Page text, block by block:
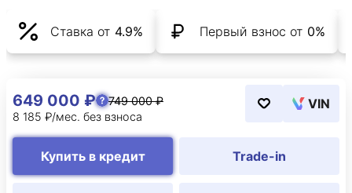
Ставка от 4.9% Первый взнос от 0%
649 000 ₽
749 000 ₽
8 185 ₽/мес. без взноса
VIN
Купить в кредит Trade-in